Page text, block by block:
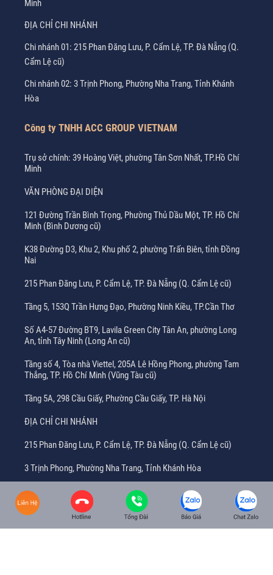
Minh
ĐỊA CHỈ CHI NHÁNH
Chi nhánh 01: 215 Phan Đăng Lưu, P. Cẩm Lệ, TP. Đà Nẵng (Q.
Cẩm Lệ cũ)
Chi nhánh 02: 3 Trịnh Phong, Phường Nha Trang, Tỉnh Khánh
Hòa
Công ty TNHH ACC GROUP VIETNAM
Trụ sở chính: 39 Hoàng Việt, phường Tân Sơn Nhất, TP.Hồ Chí
Minh
VĂN PHÒNG ĐẠI DIỆN
121 Đường Trần Bình Trọng, Phường Thủ Dầu Một, TP. Hồ Chí
Minh (Bình Dương cũ)
K38 Đường D3, Khu 2, Khu phố 2, phường Trấn Biên, tỉnh Đồng
Nai
215 Phan Đăng Lưu, P. Cẩm Lệ, TP. Đà Nẵng (Q. Cẩm Lệ cũ)
Tầng 5, 153Q Trần Hưng Đạo, Phường Ninh Kiều, TP.Cần Thơ
Số A4-57 Đường BT9, Lavila Green City Tân An, phường Long
An, tỉnh Tây Ninh (Long An cũ)
Tầng số 4, Tòa nhà Viettel, 205A Lê Hồng Phong, phường Tam
Thắng, TP. Hồ Chí Minh (Vũng Tàu cũ)
Tầng 5A, 298 Cầu Giấy, Phường Cầu Giấy, TP. Hà Nội
ĐỊA CHỈ CHI NHÁNH
215 Phan Đăng Lưu, P. Cẩm Lệ, TP. Đà Nẵng (Q. Cẩm Lệ cũ)
3 Trịnh Phong, Phường Nha Trang, Tỉnh Khánh Hòa